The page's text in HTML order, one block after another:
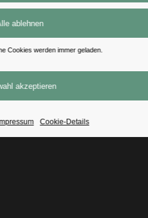
Cookies werden immer geladen.
Impressum Cookie-Details